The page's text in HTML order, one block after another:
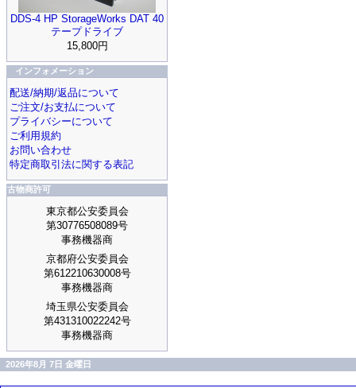
DDS-4 HP StorageWorks DAT 40
テープドライブ
15,800円
インフォメーション
配送/納期/返品について
ご注文/お支払について
プライバシーについて
ご利用規約
お問い合わせ
特定商取引法に関する表記
古物商許可
東京都公安委員会
第30776508089号
事務機器商
京都府公安委員会
第612210630008号
事務機器商
埼玉県公安委員会
第431310022242号
事務機器商
2026年8月 7日 金曜日